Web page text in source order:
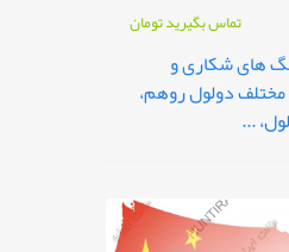
تماس بگیریدتومان
های شکاری و
دولول روهم،
...